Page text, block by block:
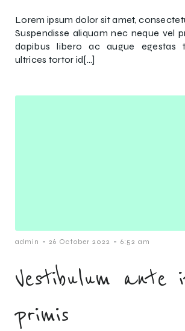
Lorem ipsum dolor sit amet,
Suspendisse aliquam nec neque vel
dapibus libero ac augue egestas
ultrices tortor id[…]
admin - 26 October 2022 - 6:52 am
Vestibulum ante
primis